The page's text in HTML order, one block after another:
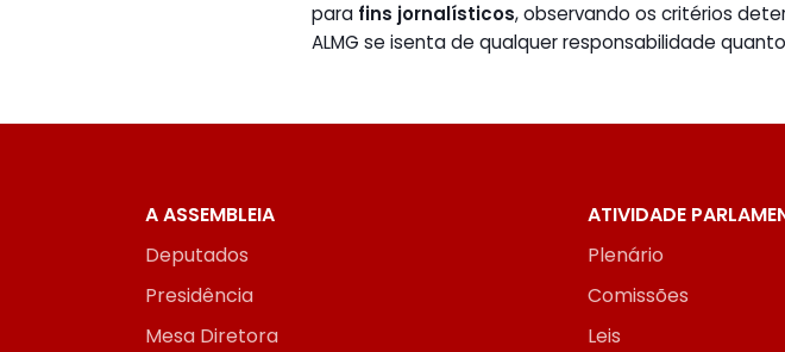
para fins jornalísticos, observando os critérios
ALMG se isenta de qualquer responsabilidade
A ASSEMBLEIA
Deputados
Presidência
Mesa Diretora
ATIVIDADE
Plenário
Comissões
Leis